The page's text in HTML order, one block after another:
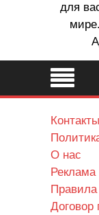
для
Контакты
О нас
Реклама
Правила
Договор